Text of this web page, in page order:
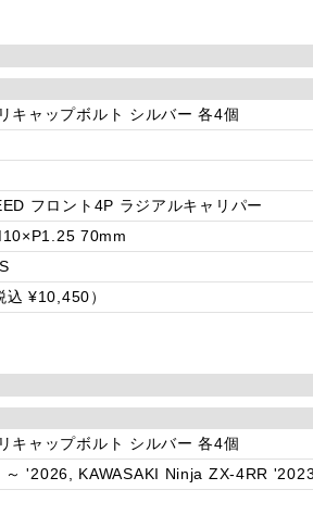
キャップボルト シルバー 各4個
フロント4P ラジアルキャリパー
70mm
¥10,450）
キャップボルト シルバー 各4個
'2026, KAWASAKI Ninja ZX-4RR